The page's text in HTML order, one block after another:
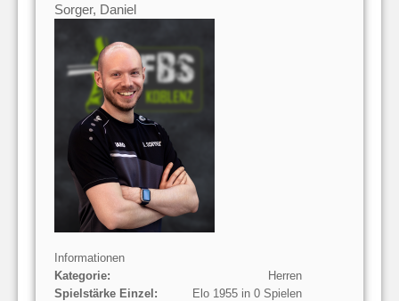
Sorger, Daniel
Informationen
Kategorie:
Herren
Spielstärke Einzel:
Elo 1955 in 0 Spielen